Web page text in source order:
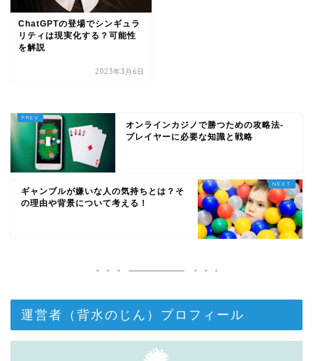
ChatGPTの登場でシンギュラ
リティは現実化する？可能性
を解説
2023年3月6日
オンラインカジノで勝つための攻略法-
プレイヤーに必要な知識と戦略
ギャンブルが嫌いな人の気持ちとは？そ
の理由や背景について考える！
運営者（背水のじん）プロフィール